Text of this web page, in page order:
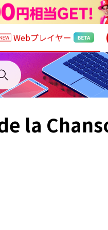
Webプレイヤー
la